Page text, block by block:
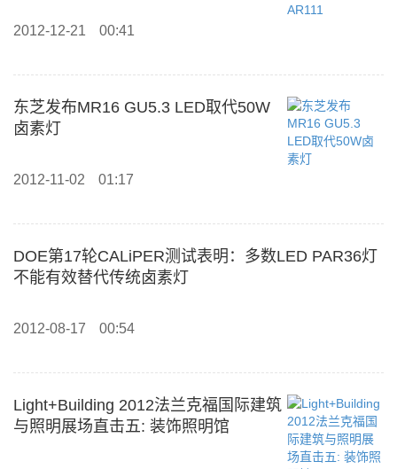
2012-12-21 00:41
东芝发布MR16 GU5.3 LED取代50W
卤素灯
2012-11-02 01:17
DOE第17轮CALiPER测试表明：多数LED PAR36灯
不能有效替代传统卤素灯
2012-08-17 00:54
Light+Building 2012法兰克福国际建筑
与照明展场直击五: 装饰照明馆